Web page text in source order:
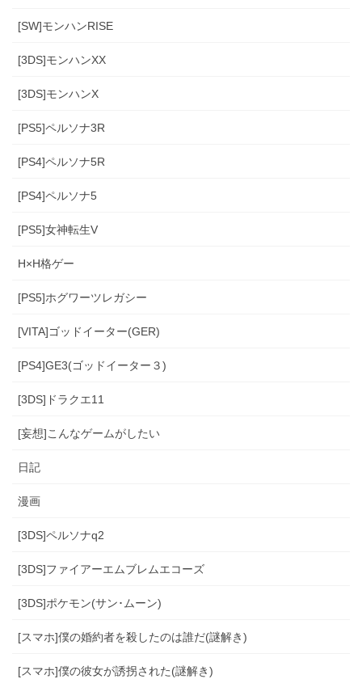
[SW]モンハンRISE
[3DS]モンハンXX
[3DS]モンハンX
[PS5]ペルソナ3R
[PS4]ペルソナ5R
[PS4]ペルソナ5
[PS5]女神転生V
H×H格ゲー
[PS5]ホグワーツレガシー
[VITA]ゴッドイーター(GER)
[PS4]GE3(ゴッドイーター３)
[3DS]ドラクエ11
[妄想]こんなゲームがしたい
日記
漫画
[3DS]ペルソナq2
[3DS]ファイアーエムブレムエコーズ
[3DS]ポケモン(サン･ムーン)
[スマホ]僕の婚約者を殺したのは誰だ(謎解き)
[スマホ]僕の彼女が誘拐された(謎解き)